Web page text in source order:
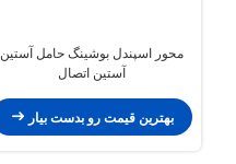
محور اسپندل بوشینگ حامل آستین
آستین اتصال
بهترین قیمت رو بدست بیار